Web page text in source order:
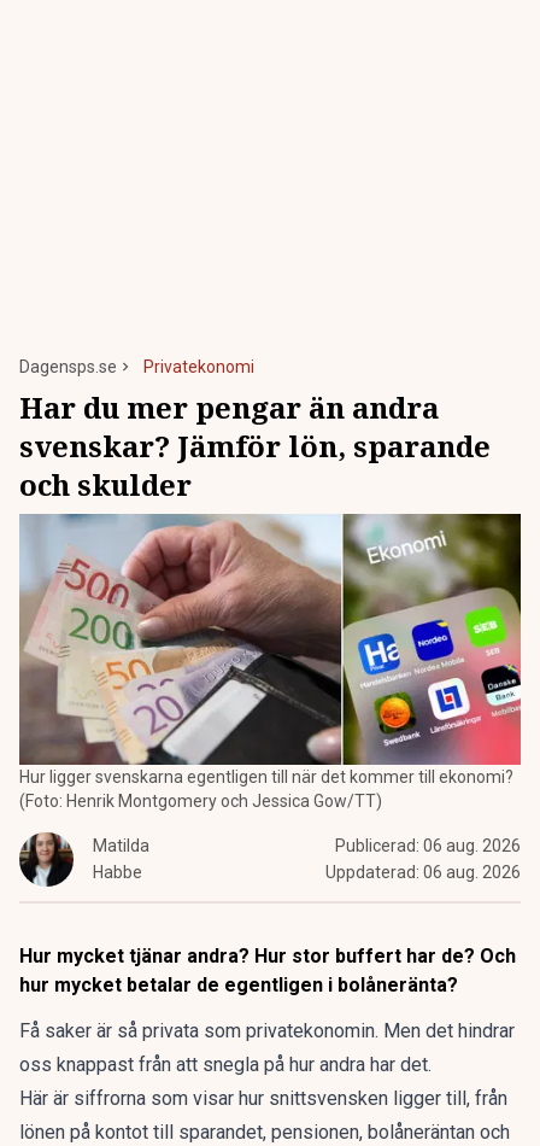
Dagensps.se Privatekonomi
Har du mer pengar än andra
svenskar? Jämför lön, sparande
och skulder
Hur ligger svenskarna egentligen till när det kommer till ekonomi?
(Foto: Henrik Montgomery och Jessica Gow/TT)
Matilda
Habbe
Publicerad: 06 aug. 2026
Uppdaterad: 06 aug. 2026
Hur mycket tjänar andra? Hur stor buffert har de? Och
hur mycket betalar de egentligen i bolåneränta?
Få saker är så privata som privatekonomin. Men det hindrar
oss knappast från att snegla på hur andra har det.
Här är siffrorna som visar hur snittsvensken ligger till, från
lönen på kontot till sparandet, pensionen, bolåneräntan och